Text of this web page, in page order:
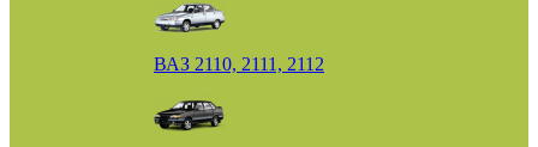
ВАЗ 2110, 2111, 2112